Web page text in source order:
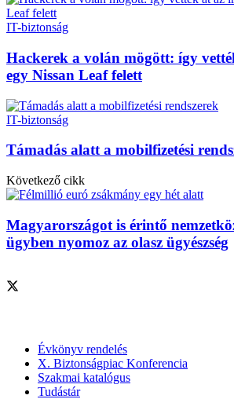
IT-biztonság
Hackerek a volán mögött: így
egy Nissan Leaf felett
IT-biztonság
Támadás alatt a mobilfizetési
Következő cikk
Magyarországot is érintő
ügyben nyomoz az olasz ügyészség
Évkönyv rendelés
X. Biztonságpiac Konferencia
Szakmai katalógus
Tudástár